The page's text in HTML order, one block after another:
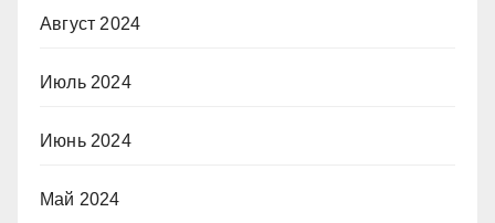
Август 2024
Июль 2024
Июнь 2024
Май 2024